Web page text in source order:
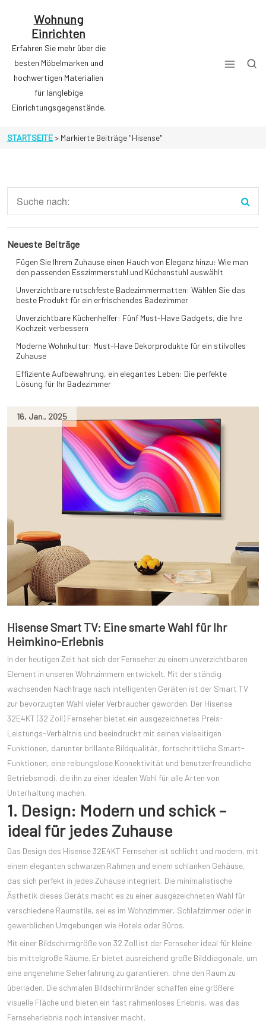
Wohnung
Einrichten
Erfahren Sie mehr über die
besten Möbelmarken und
hochwertigen Materialien
für langlebige
Einrichtungsgegenstände.
STARTSEITE> Markierte Beiträge "Hisense"
16, Jan., 2025
Hisense Smart TV: Eine smarte Wahl für Ihr
Heimkino-Erlebnis
In der heutigen Zeit hat sich der Fernseher zu einem unverzichtbaren
Element in unseren Wohnzimmern entwickelt. Mit der ständig
wachsenden Nachfrage nach intelligenten Geräten ist der Smart TV
zur bevorzugten Wahl vieler Verbraucher geworden. Der Hisense
32E4KT (32 Zoll) Fernseher bietet ein ausgezeichnetes Preis-
Leistungs-Verhältnis und beeindruckt mit seinen vielseitigen
Funktionen, darunter brillante Bildqualität, fortschrittliche Smart-
Funktionen, eine reibungslose Konnektivität und benutzerfreundliche
Betriebsmodi, die ihn zu einer idealen Wahl für alle Arten von
Unterhaltung machen.
1. Design: Modern und schick –
ideal für jedes Zuhause
Das Design des Hisense 32E4KT Fernseher ist schlicht und modern, mit
einem eleganten schwarzen Rahmen und einem schlanken Gehäuse,
das sich perfekt in jedes Zuhause integriert. Die minimalistische
Ästhetik dieses Geräts macht es zu einer ausgezeichneten Wahl für
verschiedene Raumstile, sei es im Wohnzimmer, Schlafzimmer oder in
gewerblichen Umgebungen wie Hotels oder Büros.
Mit einer Bildschirmgröße von 32 Zoll ist der Fernseher ideal für kleine
bis mittelgroße Räume. Er bietet ausreichend große Bilddiagonale, um
eine angenehme Seherfahrung zu garantieren, ohne den Raum zu
überladen. Die schmalen Bildschirmränder schaffen eine größere
visuelle Fläche und bieten ein fast rahmenloses Erlebnis, was das
Fernseherlebnis noch intensiver macht.
Neueste Beiträge
Fügen Sie Ihrem Zuhause einen Hauch von Eleganz hinzu: Wie man
den passenden Esszimmerstuhl und Küchenstuhl auswählt
Unverzichtbare rutschfeste Badezimmermatten: Wählen Sie das
beste Produkt für ein erfrischendes Badezimmer
Unverzichtbare Küchenhelfer: Fünf Must-Have Gadgets, die Ihre
Kochzeit verbessern
Moderne Wohnkultur: Must-Have Dekorprodukte für ein stilvolles
Zuhause
Effiziente Aufbewahrung, ein elegantes Leben: Die perfekte
Lösung für Ihr Badezimmer